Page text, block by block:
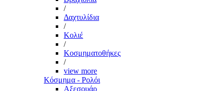
/
Δαχτυλίδια
/
Κολιέ
/
Κοσμηματοθήκες
/
view more
Κόσμημα - Ρολόι
Αξεσουάρ